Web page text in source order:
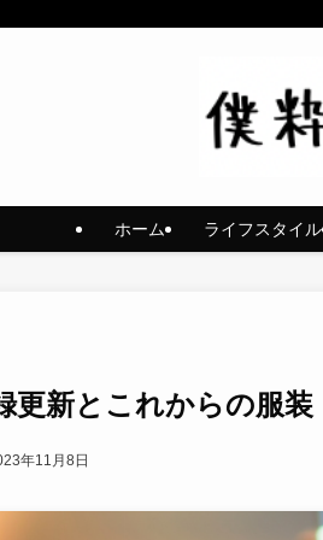
ホーム ライフスタイル
更新とこれからの服装
年11月8日